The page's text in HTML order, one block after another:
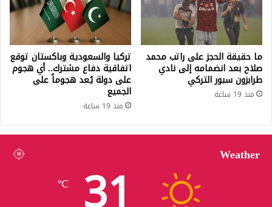
ما حقيقة الحجز على راتب محمد
صلاح بعد انضمامه إلى نادي
طرابزون سبور التركي
منذ 19 ساعة
تركيا والسعودية وباكستان توقع
اتفاقية دفاع مشترك.. أي هجوم
على دولة يُعد هجوماً على
الجميع
منذ 19 ساعة
Weather
℃